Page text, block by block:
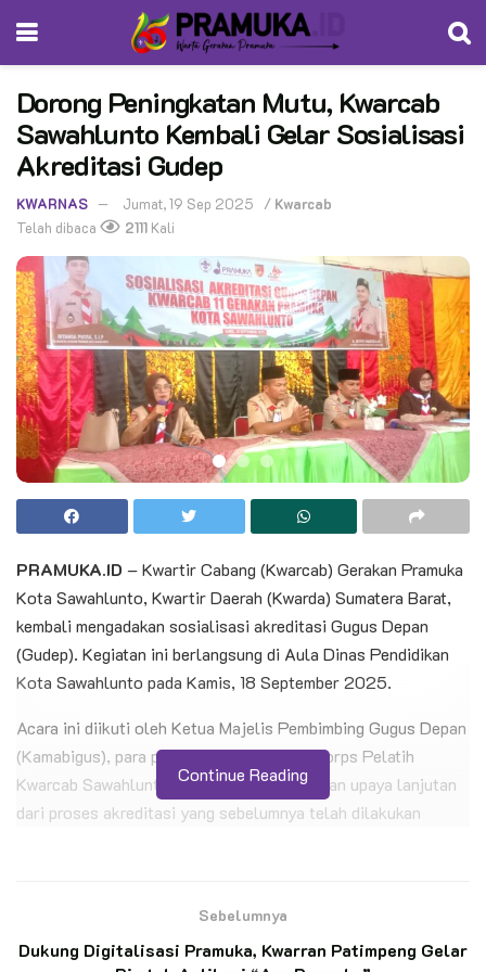
Dorong Peningkatan Mutu, Kwarcab
Sawahlunto Kembali Gelar Sosialisasi
Akreditasi Gudep
KWARNAS Jumat, 19 Sep 2025 / Kwarcab
Telah dibaca
2111 Kali
PRAMUKA.ID – Kwartir Cabang (Kwarcab) Gerakan Pramuka
Kota Sawahlunto, Kwartir Daerah (Kwarda) Sumatera Barat,
kembali mengadakan sosialisasi akreditasi Gugus Depan
(Gudep). Kegiatan ini berlangsung di Aula Dinas Pendidikan
Kota Sawahlunto pada Kamis, 18 September 2025.
Acara ini diikuti oleh Ketua Majelis Pembimbing Gugus Depan
(Kamabigus), para pembina Gudep, serta Korps Pelatih
Kwarcab Sawahlunto. Kegiatan ini merupakan upaya lanjutan
dari proses akreditasi yang sebelumnya telah dilakukan
Kunjungi Perkemahan di SMA Negeri
Continue Reading
Sebelumnya
Dukung Digitalisasi Pramuka, Kwarran Patimpeng Gelar